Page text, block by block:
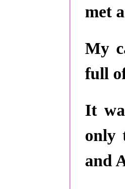
met
My
full
It
only
and